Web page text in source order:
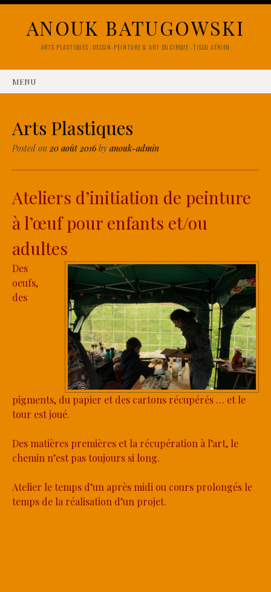
ANOUK BATUGOWSKI
ARTS PLASTIQUES -DESSIN-PEINTURE & ART DU CIRQUE -TISSU AÉRIEN
MENU
Arts Plastiques
Posted on 20 août 2016by anouk-admin
Ateliers d’initiation de peinture
à l’œuf pour enfants et/ou
adultes
Des
oeufs,
des
pigments, du papier et des cartons récupérés … et le
tour est joué.
Des matières premières et la récupération à l’art, le
chemin n’est pas toujours si long.
Atelier le temps d’un après midi ou cours prolongés le
temps de la réalisation d’un projet.